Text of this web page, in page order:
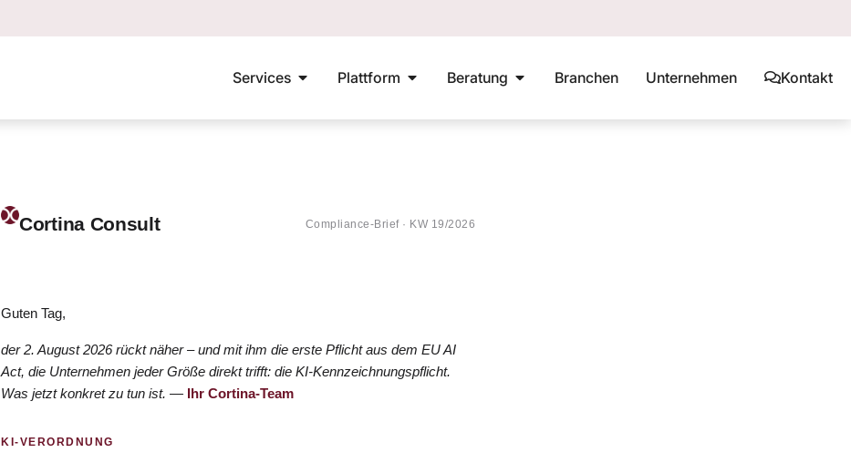
Services Plattform Beratung Branchen Unternehmen Kontakt
Cortina Consult Compliance-Brief · KW 19/2026
Guten Tag,
der 2. August 2026 rückt näher – und mit ihm die erste Pflicht aus dem EU AI
Act, die Unternehmen jeder Größe direkt trifft: die KI-Kennzeichnungspflicht.
Was jetzt konkret zu tun ist. — Ihr Cortina-Team
KI-VERORDNUNG